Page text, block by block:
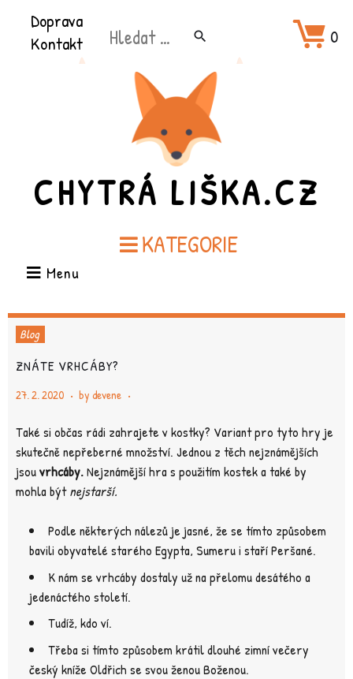
Doprava
Kontakt
0
Hledat: search
CHYTRÁ LIŠKA.CZ
KATEGORIE
Menu
Blog
ZNÁTE VRHCÁBY?
27. 2. 2020 by devene
Také si občas rádi zahrajete v kostky? Variant pro tyto hry je
skutečně nepřeberné množství. Jednou z těch nejznámějších
jsouvrhcáby.Nejznámější hra s použitím kostek a také by
mohla býtnejstarší.
Podle některých nálezů je jasné, že se tímto způsobem
bavili obyvatelé starého Egypta, Sumeru i staří Peršané.
K nám se vrhcáby dostaly už na přelomu desátého a
jedenáctého století.
Tudíž, kdo ví.
Třeba si tímto způsobem krátil dlouhé zimní večery
český kníže Oldřich se svou ženou Boženou.